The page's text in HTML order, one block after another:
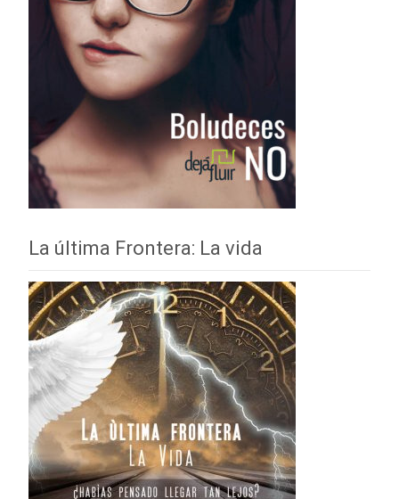
La última Frontera: La vida